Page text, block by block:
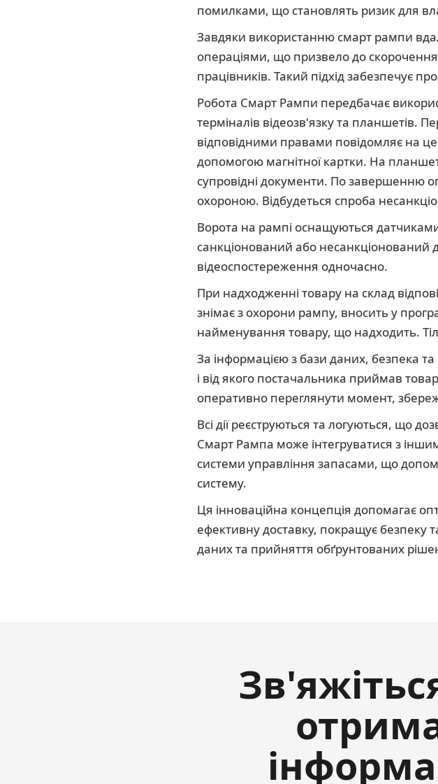
помилками, що становлять ризик для
Завдяки використанню смарт рампи
операціями, що призвело до скорочення
працівників. Такий підхід забезпечує
Робота Смарт Рампи передбачає
терміналів відеозв'язку та планшетів.
відповідними правами повідомляє на
допомогою магнітної картки. На
супровідні документи. По завершенню
охороною. Відбудеться спроба
Ворота на рампі оснащуються
санкціонований або несанкціонований
відеоспостереження одночасно.
При надходженні товару на склад
знімає з охорони рампу, вносить у
найменування товару, що надходить.
За інформацією з бази даних, безпека та
і від якого постачальника приймав
оперативно переглянути момент,
Всі дії реєструються та логуються, що
Смарт Рампа може інтегруватися з
системи управління запасами, що
систему.
Ця інноваційна концепція допомагає
ефективну доставку, покращує безпеку
даних та прийняття обґрунтованих